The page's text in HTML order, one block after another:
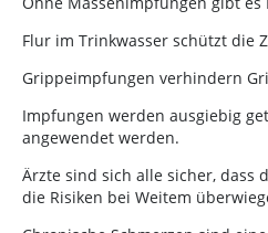
Flur im Trinkwasser schützt die
Grippeimpfungen verhindern
Impfungen werden ausgiebig
angewendet werden.
Ärzte sind sich alle sicher, dass
die Risiken bei Weitem